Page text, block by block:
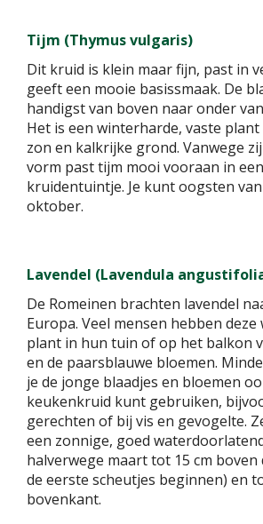
Tijm (Thymus vulgaris)
Dit kruid is klein maar fijn, past in
geeft een mooie basissmaak. De
handigst van boven naar onder
Het is een winterharde, vaste
zon en kalkrijke grond. Vanwege
vorm past tijm mooi vooraan in
kruidentuintje. Je kunt oogsten
oktober.
Lavendel (Lavendula
De Romeinen brachten lavendel
Europa. Veel mensen hebben
plant in hun tuin of op het balkon
en de paarsblauwe bloemen.
je de jonge blaadjes en bloemen
keukenkruid kunt gebruiken,
gerechten of bij vis en gevogelte.
een zonnige, goed
halverwege maart tot 15 cm
de eerste scheutjes beginnen) en
bovenkant.